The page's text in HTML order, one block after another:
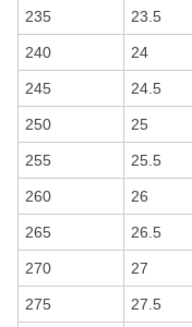
235 23.5
240 24
245 24.5
250 25
255 25.5
260 26
265 26.5
270 27
275 27.5